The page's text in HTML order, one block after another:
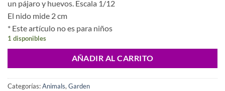
un pájaro y huevos. Escala 1/12
El nido mide 2 cm
* Este artículo no es para niños
1 disponibles
AÑADIR AL CARRITO
Categorías:Animals,Garden